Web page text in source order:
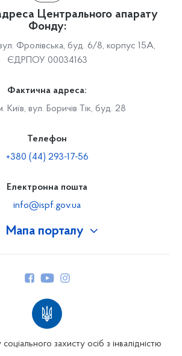
Мапа порталу
Центрального апарату
Фонду:
Фролівська, буд. 6/8, корпус 15А,
ЄДРПОУ 00034163
Фактична адреса:
Київ, вул. Боричів Тік, буд. 28
Телефон
+380 (44) 293-17-56
Електронна пошта
info@ispf.gov.ua
захисту осіб з інвалідністю